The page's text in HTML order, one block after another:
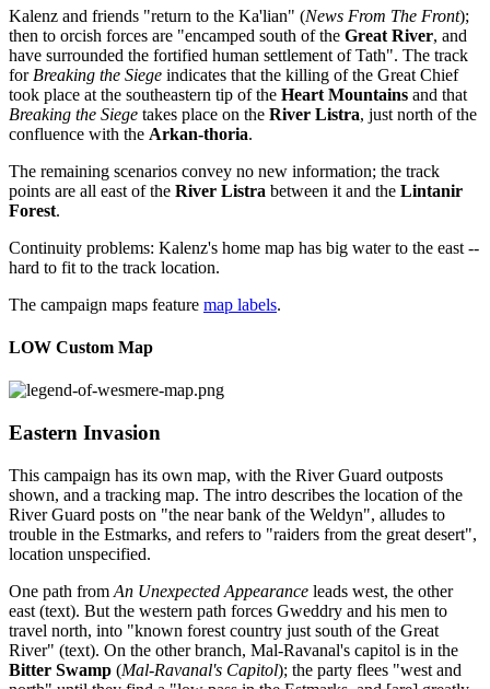
Kalenz and friends "return to the Ka'lian" (News From The Front);
then to orcish forces are "encamped south of the Great River, and
have surrounded the fortified human settlement of Tath". The track
for Breaking the Siege indicates that the killing of the Great Chief
took place at the southeastern tip of the Heart Mountains and that
Breaking the Siege takes place on the River Listra, just north of the
confluence with the Arkan-thoria.
The remaining scenarios convey no new information; the track
points are all east of the River Listra between it and the Lintanir
Forest.
Continuity problems: Kalenz's home map has big water to the east --
hard to fit to the track location.
The campaign maps feature map labels.
LOW Custom Map
Eastern Invasion
This campaign has its own map, with the River Guard outposts
shown, and a tracking map. The intro describes the location of the
River Guard posts on "the near bank of the Weldyn", alludes to
trouble in the Estmarks, and refers to "raiders from the great desert",
location unspecified.
One path from An Unexpected Appearance leads west, the other
east (text). But the western path forces Gweddry and his men to
travel north, into "known forest country just south of the Great
River" (text). On the other branch, Mal-Ravanal's capitol is in the
Bitter Swamp (Mal-Ravanal's Capitol); the party flees "west and